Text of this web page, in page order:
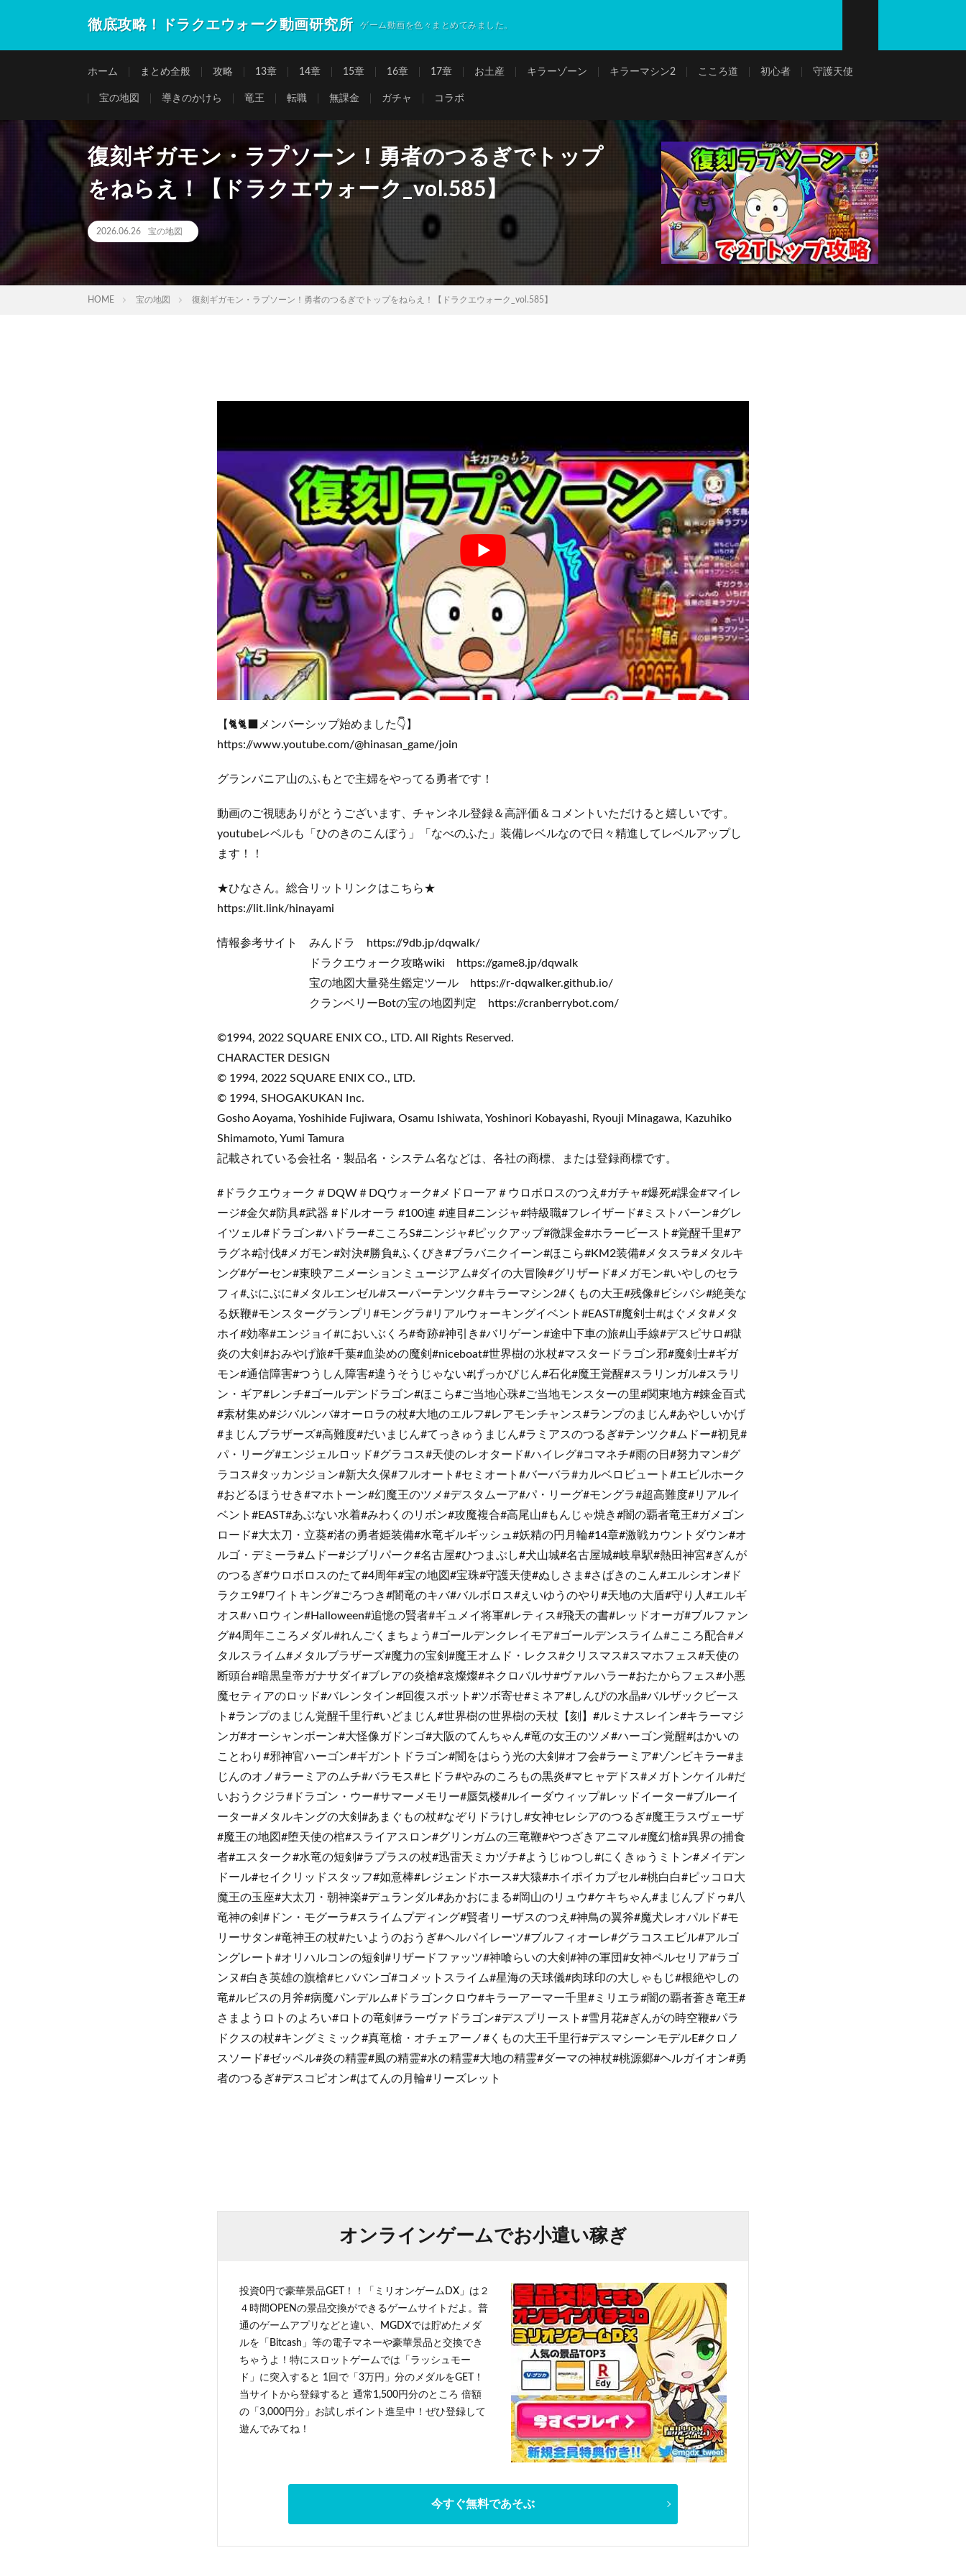
徹底攻略！ドラクエウォーク動画研究所 ゲーム動画を色々まとめてみました。
ホーム まとめ全般 攻略 13章 14章 15章 16章 17章 お土産 キラーゾーン キラーマシン2 こころ道 初心者 守護天使
宝の地図 導きのかけら 竜王 転職 無課金 ガチャ コラボ
復刻ギガモン・ラプソーン！勇者のつるぎでトップ
をねらえ！【ドラクエウォーク_vol.585】
2026.06.26 宝の地図
HOME 宝の地図 復刻ギガモン・ラプソーン！勇者のつるぎでトップをねらえ！【ドラクエウォーク_vol.585】
【🐈🐈‍⬛メンバーシップ始めました👇】
https://www.youtube.com/@hinasan_game/join
グランバニア山のふもとで主婦をやってる勇者です！
動画のご視聴ありがとうございます、チャンネル登録＆高評価＆コメントいただけると嬉しいです。
youtubeレベルも「ひのきのこんぼう」「なべのふた」装備レベルなので日々精進してレベルアップし
ます！！
★ひなさん。総合リットリンクはこちら★
https://lit.link/hinayami
情報参考サイト みんドラ https://9db.jp/dqwalk/
ドラクエウォーク攻略wiki https://game8.jp/dqwalk
宝の地図大量発生鑑定ツール https://r-dqwalker.github.io/
クランベリーBotの宝の地図判定 https://cranberrybot.com/
©1994, 2022 SQUARE ENIX CO., LTD. All Rights Reserved.
CHARACTER DESIGN
© 1994, 2022 SQUARE ENIX CO., LTD.
© 1994, SHOGAKUKAN Inc.
Gosho Aoyama, Yoshihide Fujiwara, Osamu Ishiwata, Yoshinori Kobayashi, Ryouji Minagawa, Kazuhiko
Shimamoto, Yumi Tamura
記載されている会社名・製品名・システム名などは、各社の商標、または登録商標です。
#ドラクエウォーク＃DQW＃DQウォーク#メドローア＃ウロボロスのつえ#ガチャ#爆死#課金#マイレ
ージ#金欠#防具#武器 #ドルオーラ #100連 #連目#ニンジャ#特級職#フレイザード#ミストバーン#グレ
イツェル#ドラゴン#ハドラー#こころS#ニンジャ#ピックアップ#微課金#ホラービースト#覚醒千里#ア
ラグネ#討伐#メガモン#対決#勝負#ふくびき#ブラバニクイーン#ほこら#KM2装備#メタスラ#メタルキ
ング#ゲーセン#東映アニメーションミュージアム#ダイの大冒険#グリザード#メガモン#いやしのセラ
フィ#ぷにぷに#メタルエンゼル#スーパーテンツク#キラーマシン2#くもの大王#残像#ビシバシ#絶美な
る妖鞭#モンスターグランプリ#モングラ#リアルウォーキングイベント#EAST#魔剣士#はぐメタ#メタ
ホイ#効率#エンジョイ#においぶくろ#奇跡#神引き#バリゲーン#途中下車の旅#山手線#デスピサロ#獄
炎の大剣#おみやげ旅#千葉#血染めの魔剣#niceboat#世界樹の氷杖#マスタードラゴン邪#魔剣士#ギガ
モン#通信障害#つうしん障害#違うそうじゃない#げっかびじん#石化#魔王覚醒#スラリンガル#スラリ
ン・ギア#レンチ#ゴールデンドラゴン#ほこら#ご当地心珠#ご当地モンスターの里#関東地方#錬金百式
#素材集め#ジバルンバ#オーロラの杖#大地のエルフ#レアモンチャンス#ランプのまじん#あやしいかげ
#まじんブラザーズ#高難度#だいまじん#てっきゅうまじん#ラミアスのつるぎ#テンツク#ムドー#初見#
パ・リーグ#エンジェルロッド#グラコス#天使のレオタード#ハイレグ#コマネチ#雨の日#努力マン#グ
ラコス#タッカンジョン#新大久保#フルオート#セミオート#バーバラ#カルベロビュート#エビルホーク
#おどるほうせき#マホトーン#幻魔王のツメ#デスタムーア#パ・リーグ#モングラ#超高難度#リアルイ
ベント#EAST#あぶない水着#みわくのリボン#攻魔複合#高尾山#もんじゃ焼き#闇の覇者竜王#ガメゴン
ロード#大太刀・立葵#渚の勇者姫装備#水竜ギルギッシュ#妖精の円月輪#14章#激戦カウントダウン#オ
ルゴ・デミーラ#ムドー#ジブリパーク#名古屋#ひつまぶし#犬山城#名古屋城#岐阜駅#熱田神宮#ぎんが
のつるぎ#ウロボロスのたて#4周年#宝の地図#宝珠#守護天使#ぬしさま#さばきのこん#エルシオン#ド
ラクエ9#ワイトキング#ごろつき#闇竜のキバ#バルボロス#えいゆうのやり#天地の大盾#守り人#エルギ
オス#ハロウィン#Halloween#追憶の賢者#ギュメイ将軍#レティス#飛天の書#レッドオーガ#ブルファン
グ#4周年こころメダル#れんごくまちょう#ゴールデンクレイモア#ゴールデンスライム#こころ配合#メ
タルスライム#メタルブラザーズ#魔力の宝剣#魔王オムド・レクス#クリスマス#スマホフェス#天使の
断頭台#暗黒皇帝ガナサダイ#ブレアの炎槍#哀燦燦#ネクロバルサ#ヴァルハラー#おたからフェス#小悪
魔セティアのロッド#バレンタイン#回復スポット#ツボ寄せ#ミネア#しんぴの水晶#バルザックビース
ト#ランプのまじん覚醒千里行#いどまじん#世界樹の世界樹の天杖【刻】#ルミナスレイン#キラーマジ
ンガ#オーシャンボーン#大怪像ガドンゴ#大阪のてんちゃん#竜の女王のツメ#ハーゴン覚醒#はかいの
ことわり#邪神官ハーゴン#ギガントドラゴン#闇をはらう光の大剣#オフ会#ラーミア#ゾンビキラー#ま
じんのオノ#ラーミアのムチ#バラモス#ヒドラ#やみのころもの黒炎#マヒャデドス#メガトンケイル#だ
いおうクジラ#ドラゴン・ウー#サマーメモリー#蜃気楼#ルイーダウィップ#レッドイーター#ブルーイ
ーター#メタルキングの大剣#あまぐもの杖#なぞりドラけし#女神セレシアのつるぎ#魔王ラスヴェーザ
#魔王の地図#堕天使の棺#スライアスロン#グリンガムの三竜鞭#やつざきアニマル#魔幻槍#異界の捕食
者#エスターク#水竜の短剣#ラプラスの杖#迅雷天ミカヅチ#ようじゅつし#にくきゅうミトン#メイデン
ドール#セイクリッドスタッフ#如意棒#レジェンドホース#大猿#ホイポイカプセル#桃白白#ピッコロ大
魔王の玉座#大太刀・朝神楽#デュランダル#あかおにまる#岡山のリュウ#ケキちゃん#まじんブドゥ#八
竜神の剣#ドン・モグーラ#スライムプディング#賢者リーザスのつえ#神鳥の翼斧#魔犬レオパルド#モ
リーサタン#竜神王の杖#たいようのおうぎ#ヘルパイレーツ#ブルフィオーレ#グラコスエビル#アルゴ
ングレート#オリハルコンの短剣#リザードファッツ#神喰らいの大剣#神の軍団#女神ペルセリア#ラゴ
ンヌ#白き英雄の旗槍#ヒババンゴ#コメットスライム#星海の天球儀#肉球印の大しゃもじ#根絶やしの
竜#ルビスの月斧#病魔パンデルム#ドラゴンクロウ#キラーアーマー千里#ミリエラ#闇の覇者蒼き竜王#
さまようロトのよろい#ロトの竜剣#ラーヴァドラゴン#デスプリースト#雪月花#ぎんがの時空鞭#パラ
ドクスの杖#キングミミック#真竜槍・オチェアーノ#くもの大王千里行#デスマシーンモデルE#クロノ
スソード#ゼッペル#炎の精霊#風の精霊#水の精霊#大地の精霊#ダーマの神杖#桃源郷#ヘルガイオン#勇
者のつるぎ#デスコピオン#はてんの月輪#リーズレット
オンラインゲームでお小遣い稼ぎ
投資0円で豪華景品GET！！「ミリオンゲームDX」は２
４時間OPENの景品交換ができるゲームサイトだよ。普
通のゲームアプリなどと違い、MGDXでは貯めたメダ
ルを「Bitcash」等の電子マネーや豪華景品と交換でき
ちゃうよ！特にスロットゲームでは「ラッシュモー
ド」に突入すると 1回で「3万円」分のメダルをGET！
当サイトから登録すると 通常1,500円分のところ 倍額
の「3,000円分」お試しポイント進呈中！ぜひ登録して
遊んでみてね！
今すぐ無料であそぶ